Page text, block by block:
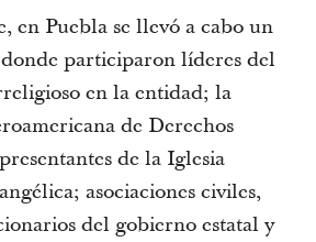
en Puebla se llevó a cabo un
donde participaron líderes del
en la entidad; la
de Derechos
de la Iglesia
asociaciones civiles,
del gobierno estatal y